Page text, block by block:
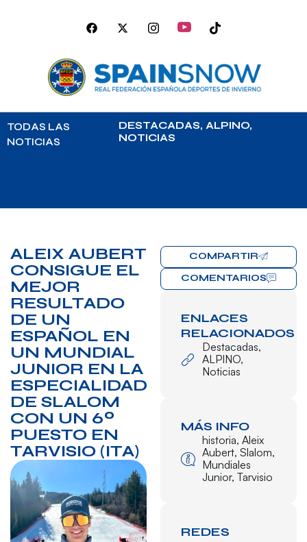
TODAS LAS
NOTICIAS
DESTACADAS, ALPINO,
NOTICIAS
ALEIX AUBERT
CONSIGUE EL
MEJOR
RESULTADO
DE UN
ESPAÑOL EN
UN MUNDIAL
JUNIOR EN LA
ESPECIALIDAD
DE SLALOM
CON UN 6º
PUESTO EN
TARVISIO (ITA)
COMPARTIR
COMENTARIOS
ENLACES
RELACIONADOS
Destacadas,
ALPINO,
Noticias
MÁS INFO
historia, Aleix
Aubert, Slalom,
Mundiales
Junior, Tarvisio
REDES